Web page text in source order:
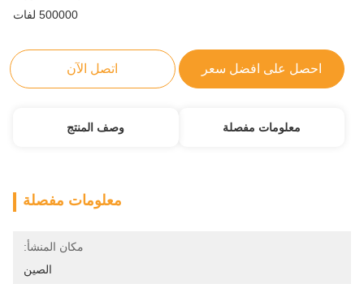
500000 لفات
احصل على افضل سعر اتصل الآن
معلومات مفصلة وصف المنتج
معلومات مفصلة
مكان المنشأ:
الصين